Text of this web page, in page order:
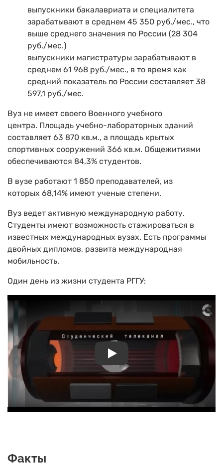
выпускники бакалавриата и специалитета
зарабатывают в среднем 45 350 руб./мес., что
выше среднего значения по России (28 304
руб./мес.)
выпускники магистратуры зарабатывают в
среднем 61 968 руб./мес., в то время как
средний показатель по России составляет 38
597,1 руб./мес.
Вуз не имеет своего Военного учебного
центра. Площадь учебно-лабораторных зданий
составляет 63 870 кв.м., а площадь крытых
спортивных сооружений 366 кв.м. Общежитиями
обеспечиваются 84,3% студентов.
В вузе работают 1 850 преподавателей, из
которых 68,14% имеют ученые степени.
Вуз ведет активную международную работу.
Студенты имеют возможность стажироваться в
известных международных вузах. Есть программы
двойных дипломов, развита международная
мобильность.
Один день из жизни студента РГГУ:
Play
Факты